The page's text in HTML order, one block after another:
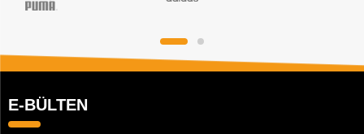
E-BÜLTEN